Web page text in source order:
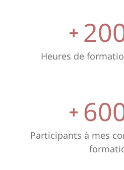
Heures de
Participants à mes